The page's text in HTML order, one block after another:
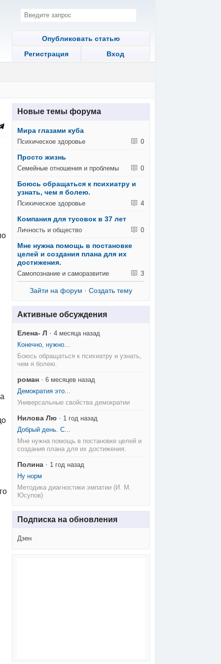
Опубликовать статью
Регистрация
Вход
Новые темы форума
Мира глазами куба
Психическое здоровье 0
Просто жизнь
Семейные отношения и проблемы 0
Боюсь обращаться к психиатру и
узнать, чем я болею.
Психическое здоровье 4
Компания для тусовок в 37 лет
Личность и общество 0
Мне нужна помощь в постановке
целей и создания плана для их
достижения.
Самопознание и саморазвитие 3
Зайти на форум · Создать тему
Активные обсуждения
Елена- Л ·4 месяца назад
Конечно, нужно...
Боюсь обращаться к психиатру и узнать,
чем я болею.
роман ·6 месяцев назад
Демократия это...
Универсальные свойства демократии
Нилова Лю · 1 год назад
Добрый день. С...
Мне нужна помощь в постановке целей и
создания плана для их достижения.
Полина · 1 год назад
Ну норм
Методика диагностики эмпатии (И. М.
Юсупов)
Подписка на обновления
Дзен